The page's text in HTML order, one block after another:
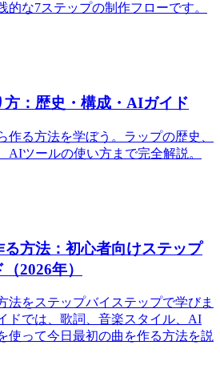
的な7ステップの制作フローです。
方：歴史・構成・AIガイド
作る方法を学ぼう。ラップの歴史、
AIツールの使い方まで完全解説。
方法：初心者向けステップ
2026年）
法をステップバイステップで学びま
ドでは、歌詞、音楽スタイル、AI
使って今日最初の曲を作る方法を説